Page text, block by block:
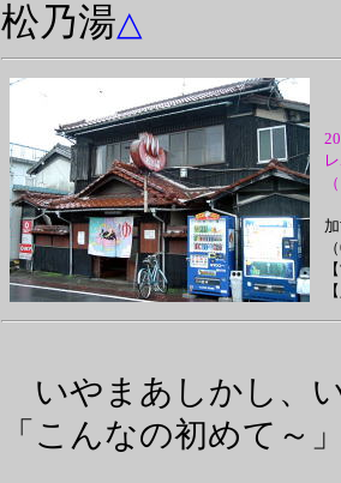
松乃湯△
いやまあしかし、
「こんなの初めて～